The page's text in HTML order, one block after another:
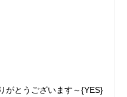
がとうございます～{YES}